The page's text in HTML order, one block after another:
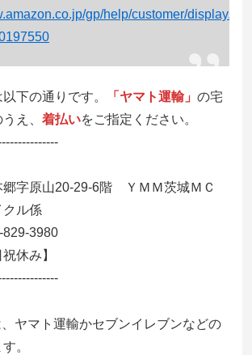
gp/help/customer/
下の通りです。 「ヤマト運輸」 の宅
え、 着払いをご指定ください。
郷字原山20-29-6階 ＹＭＭ茨城ＭＣ
クル係
829-3980
休み】
ヤマト運輸かセブンイレブンなどの
。